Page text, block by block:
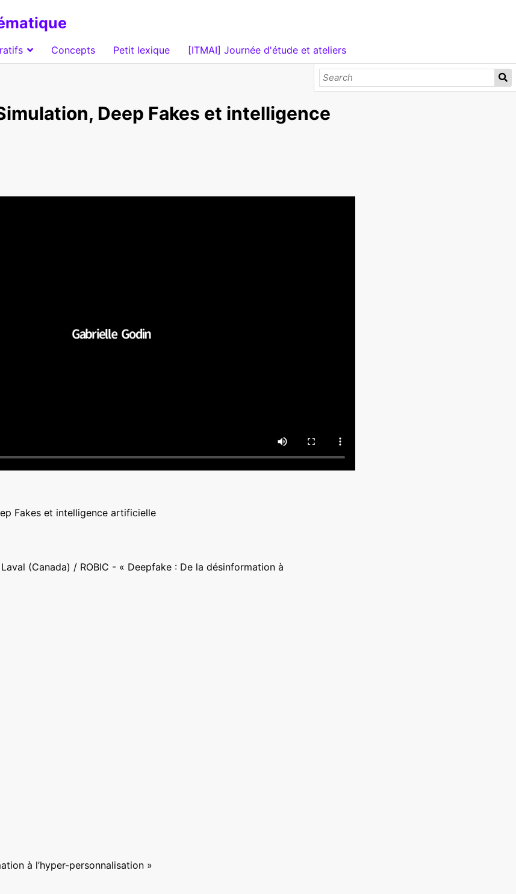
Concepts Petit lexique [ITMAI] Journée d'étude et ateliers
Deep Fakes et intelligence
Fakes et intelligence artificielle
(Canada) / ROBIC - « Deepfake : De la désinformation à
à l’hyper-personnalisation »